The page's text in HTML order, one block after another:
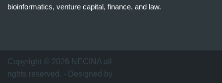
bioinformatics, venture capital, finance, and law.
万
家
Copyright © 2026 NECINA all
rights reserved. - Designed by